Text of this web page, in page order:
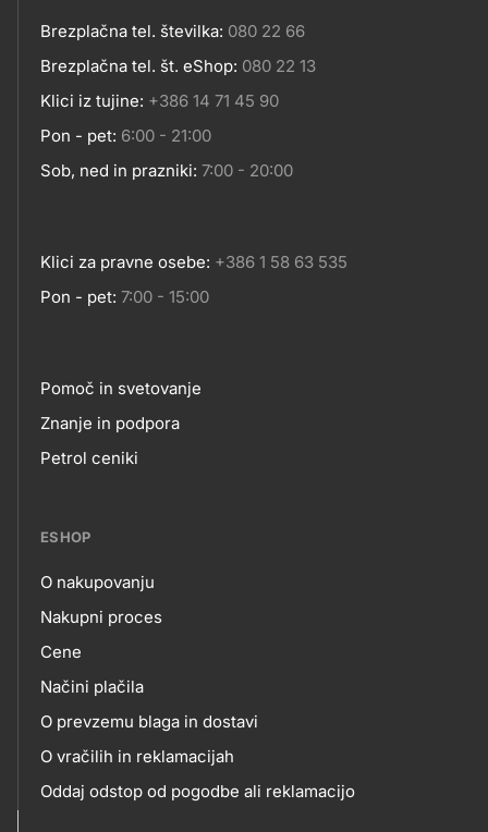
Kontakt
Brezplačna tel. številka: 080 22 66
Brezplačna tel. št. eShop: 080 22 13
Klici iz tujine: +386 14 71 45 90
Pon - pet: 6:00 - 21:00
Sob, ned in prazniki: 7:00 - 20:00
Klici za pravne osebe: +386 1 58 63 535
Pon - pet: 7:00 - 15:00
Footer
links
Pomoč in svetovanje
Znanje in podpora
Petrol ceniki
ESHOP
eshop
O nakupovanju
Nakupni proces
Cene
Načini plačila
O prevzemu blaga in dostavi
O vračilih in reklamacijah
Oddaj odstop od pogodbe ali reklamacijo